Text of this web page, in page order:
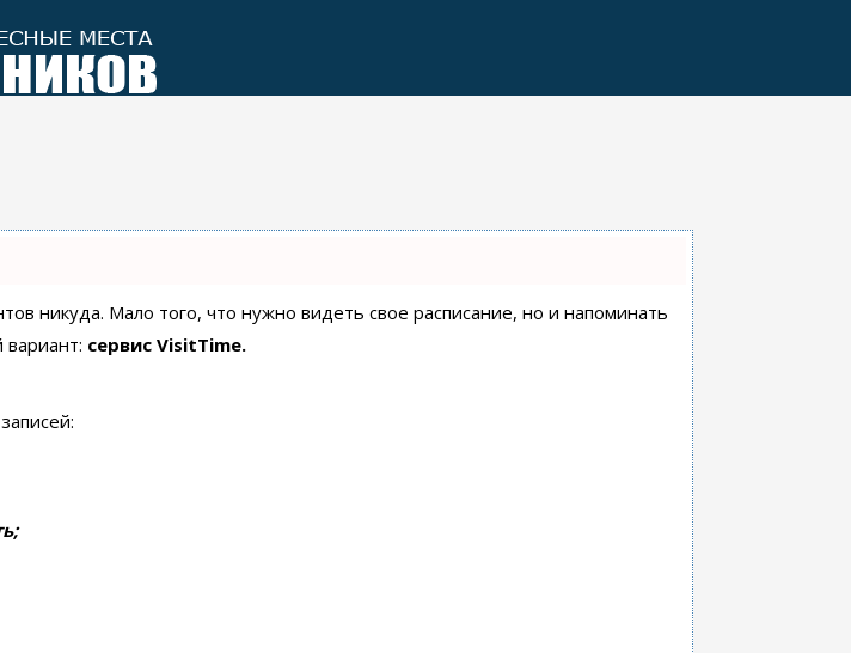
никуда. Мало того, что нужно видеть свое расписание, но и напоминать
сервис VisitTime.